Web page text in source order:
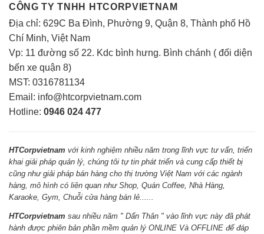
CÔNG TY TNHH HTCORPVIETNAM
Địa chỉ: 629C Ba Đình, Phường 9, Quận 8, Thành phố Hồ
Chí Minh, Việt Nam
Vp: 11 đường số 22. Kdc bình hưng. Bình chánh ( đối diện
bến xe quận 8)
MST: 0316781134
Email: info@htcorpvietnam.com
Hotline: 0946 024 477
HTCorpvietnam với kinh nghiệm nhiều năm trong lĩnh vực tư vấn, triển
khai giải pháp quản lý, chúng tôi tự tin phát triển và cung cấp thiết bị
cũng như giải pháp bán hàng cho thị trường Việt Nam với các ngành
hàng, mô hình có liên quan như Shop, Quán Coffee, Nhà Hàng,
Karaoke, Gym, Chuỗi cửa hàng bán lẻ......
HTCorpvietnam sau nhiều năm " Dấn Thân " vào lĩnh vực này đã phát
hành được phiên bản phần mềm quản lý ONLINE Và OFFLINE để đáp